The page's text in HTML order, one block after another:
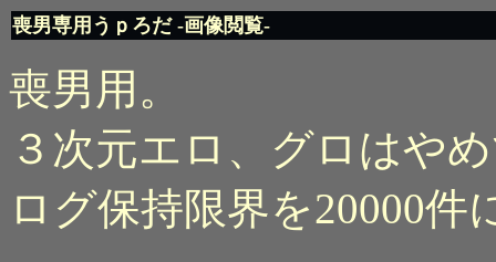
喪男専用うｐろだ -画像閲覧-
喪男用。
３次元エロ、グロはや
ログ保持限界を20000件